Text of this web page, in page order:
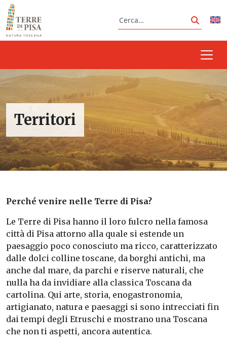
Vai al contenuto
Cerca
Cerca
Territori
Perché venire nelle Terre di Pisa?
Le Terre di Pisa hanno il loro fulcro nella famosa
città di Pisa attorno alla quale si estende un
paesaggio poco conosciuto ma ricco, caratterizzato
dalle dolci colline toscane, da borghi antichi, ma
anche dal mare, da parchi e riserve naturali, che
nulla ha da invidiare alla classica Toscana da
cartolina. Qui arte, storia, enogastronomia,
artigianato, natura e paesaggi si sono intrecciati fin
dai tempi degli Etruschi e mostrano una Toscana
che non ti aspetti, ancora autentica.